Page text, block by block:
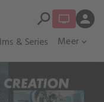
& Series Meer expand_more
search person